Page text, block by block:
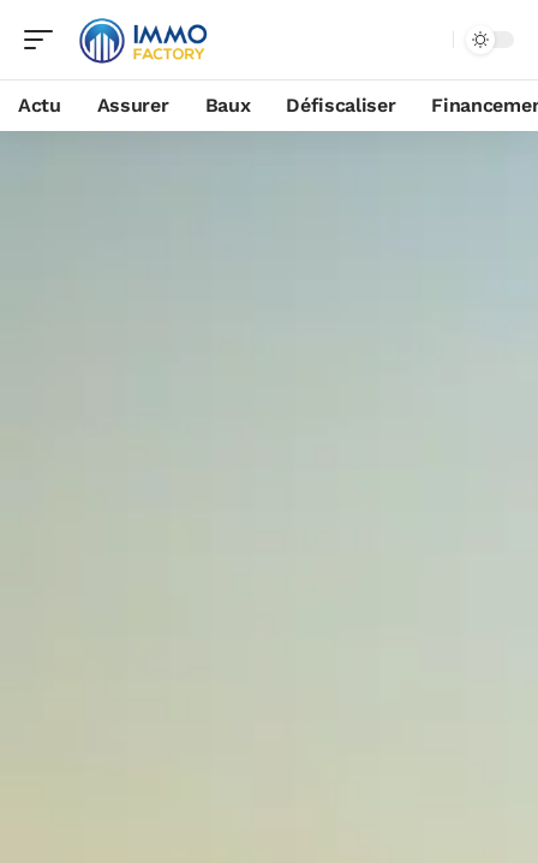
Actu Assurer Baux Défiscaliser